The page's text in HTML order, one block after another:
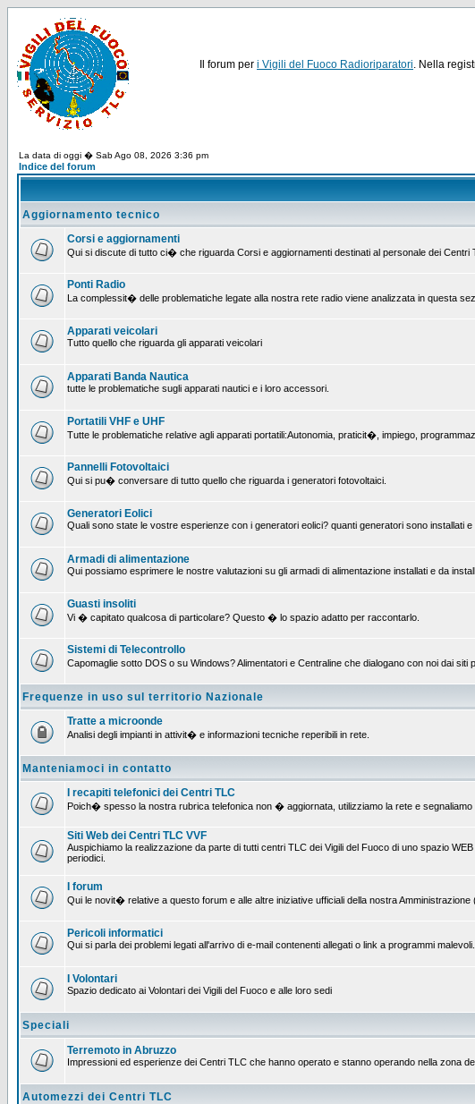
Il forum per i Vigili del Fuoco Radioriparatori. Nella
La data di oggi � Sab Ago 08, 2026 3:36 pm
Indice del forum
Aggiornamento tecnico
Corsi e aggiornamenti
Qui si discute di tutto ci� che riguarda Corsi e aggiornamenti destinati al personale dei Centri
Ponti Radio
La complessit� delle problematiche legate alla nostra rete radio viene analizzata in questa
Apparati veicolari
Tutto quello che riguarda gli apparati veicolari
Apparati Banda Nautica
tutte le problematiche sugli apparati nautici e i loro accessori.
Portatili VHF e UHF
Tutte le problematiche relative agli apparati portatili:Autonomia, praticit�, impiego,
Pannelli Fotovoltaici
Qui si pu� conversare di tutto quello che riguarda i generatori fotovoltaici.
Generatori Eolici
Quali sono state le vostre esperienze con i generatori eolici? quanti generatori sono installati
Armadi di alimentazione
Qui possiamo esprimere le nostre valutazioni su gli armadi di alimentazione installati e da
Guasti insoliti
Vi � capitato qualcosa di particolare? Questo � lo spazio adatto per raccontarlo.
Sistemi di Telecontrollo
Capomaglie sotto DOS o su Windows? Alimentatori e Centraline che dialogano con noi dai
Frequenze in uso sul territorio Nazionale
Tratte a microonde
Analisi degli impianti in attivit� e informazioni tecniche reperibili in rete.
Manteniamoci in contatto
I recapiti telefonici dei Centri TLC
Poich� spesso la nostra rubrica telefonica non � aggiornata, utilizziamo la rete e segnaliamo
Siti Web dei Centri TLC VVF
Auspichiamo la realizzazione da parte di tutti centri TLC dei Vigili del Fuoco di uno spazio
periodici.
I forum
Qui le novit� relative a questo forum e alle altre iniziative ufficiali della nostra
Pericoli informatici
Qui si parla dei problemi legati all'arrivo di e-mail contenenti allegati o link a programmi
I Volontari
Spazio dedicato ai Volontari dei Vigili del Fuoco e alle loro sedi
Speciali
Terremoto in Abruzzo
Impressioni ed esperienze dei Centri TLC che hanno operato e stanno operando nella zona
Automezzi dei Centri TLC